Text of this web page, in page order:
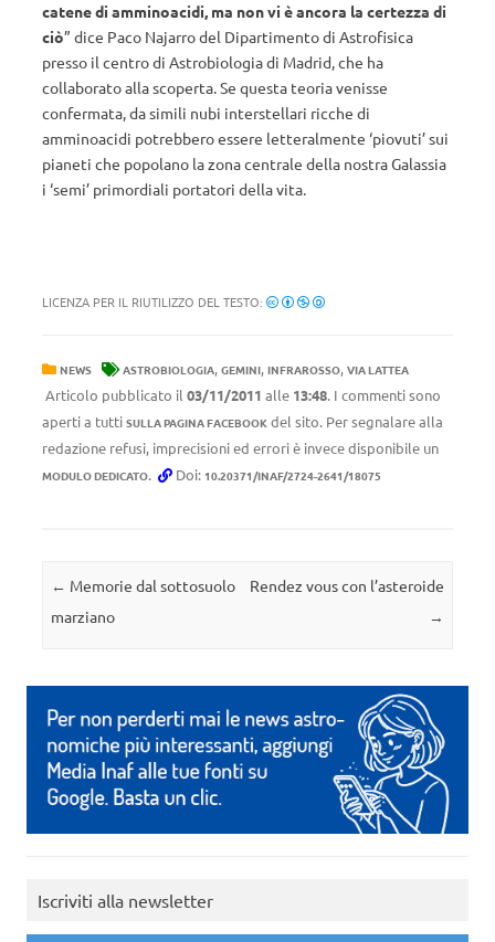
catene di amminoacidi, ma non vi è ancora la certezza di
ciò” dice Paco Najarro del Dipartimento di Astrofisica
presso il centro di Astrobiologia di Madrid, che ha
collaborato alla scoperta. Se questa teoria venisse
confermata, da simili nubi interstellari ricche di
amminoacidi potrebbero essere letteralmente ‘piovuti’ sui
pianeti che popolano la zona centrale della nostra Galassia
i ‘semi’ primordiali portatori della vita.
LICENZA PER IL RIUTILIZZO DEL TESTO:
NEWS ASTROBIOLOGIA, GEMINI, INFRAROSSO, VIA LATTEA
Articolo pubblicato il 03/11/2011 alle 13:48. I commenti sono
aperti a tutti SULLA PAGINA FACEBOOK del sito. Per segnalare alla
redazione refusi, imprecisioni ed errori è invece disponibile un
MODULO DEDICATO. Doi: 10.20371/INAF/2724-2641/18075
Navigazione articolo
← Memorie dal sottosuolo
marziano
Rendez vous con l’asteroide
→
Iscriviti alla newsletter